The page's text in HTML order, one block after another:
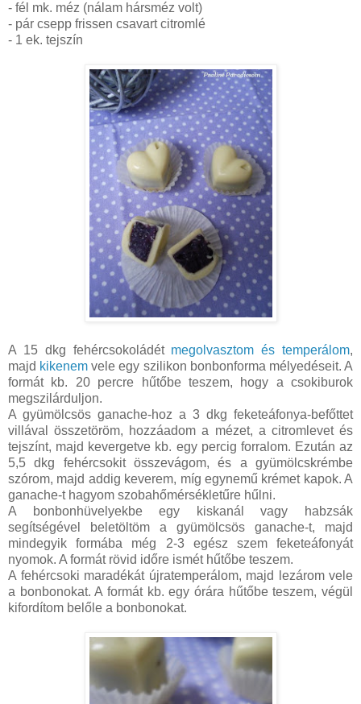
- fél mk. méz (nálam hársméz volt)
- pár csepp frissen csavart citromlé
- 1 ek. tejszín
A 15 dkg fehércsokoládét megolvasztom és temperálom,
majd kikenem vele egy szilikon bonbonforma mélyedéseit. A
formát kb. 20 percre hűtőbe teszem, hogy a csokiburok
megszilárduljon.
A gyümölcsös ganache-hoz a 3 dkg feketeáfonya-befőttet
villával összetöröm, hozzáadom a mézet, a citromlevet és
tejszínt, majd kevergetve kb. egy percig forralom. Ezután az
5,5 dkg fehércsokit összevágom, és a gyümölcskrémbe
szórom, majd addig keverem, míg egynemű krémet kapok. A
ganache-t hagyom szobahőmérsékletűre hűlni.
A bonbonhüvelyekbe egy kiskanál vagy habzsák
segítségével beletöltöm a gyümölcsös ganache-t, majd
mindegyik formába még 2-3 egész szem feketeáfonyát
nyomok. A formát rövid időre ismét hűtőbe teszem.
A fehércsoki maradékát újratemperálom, majd lezárom vele
a bonbonokat. A formát kb. egy órára hűtőbe teszem, végül
kifordítom belőle a bonbonokat.